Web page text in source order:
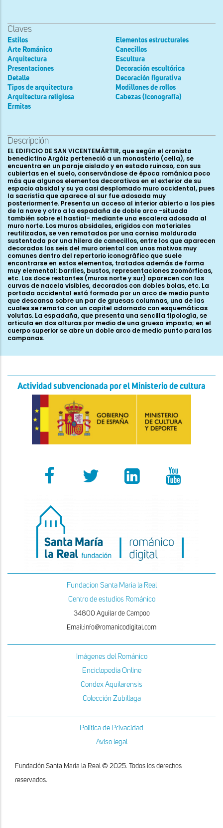
Claves
Estilos
Arte Románico
Arquitectura
Presentaciones
Detalle
Tipos de arquitectura
Arquitectura religiosa
Ermitas
Elementos estructurales
Canecillos
Escultura
Decoración escultórica
Decoración figurativa
Modillones de rollos
Cabezas (Iconografía)
Descripción
EL EDIFICIO DE SAN VICENTEMÁRTIR, que según el cronista
benedictino Argáiz perteneció a un monasterio (cella), se
encuentra en un paraje aislado y en estado ruinoso, con sus
cubiertas en el suelo, conservándose de época románica poco
más que algunos elementos decorativos en el exterior de su
espacio absidal y su ya casi desplomado muro occidental, pues
la sacristía que aparece al sur fue adosada muy
posteriormente. Presenta un acceso al interior abierto a los pies
de la nave y otro a la espadaña de doble arco -situada
también sobre el hastial- mediante una escalera adosada al
muro norte. Los muros absidales, erigidos con materiales
reutilizados, se ven rematados por una cornisa moldurada
sustentada por una hilera de canecillos, entre los que aparecen
decorados los seis del muro oriental con unos motivos muy
comunes dentro del repertorio iconográfico que suele
encontrarse en estos elementos, tratados además de forma
muy elemental: barriles, bustos, representaciones zoomórficas,
etc. Los doce restantes (muros norte y sur) aparecen con las
curvas de nacela visibles, decorados con dobles bolas, etc. La
portada occidental está formada por un arco de medio punto
que descansa sobre un par de gruesas columnas, una de las
cuales se remata con un capitel adornado con esquemáticas
volutas. La espadaña, que presenta una sencilla tipología, se
articula en dos alturas por medio de una gruesa imposta; en el
cuerpo superior se abre un doble arco de medio punto para las
campanas.
Actividad subvencionada por el Ministerio de cultura
Fundacion Santa Maria la Real
Centro de estudios Románico
34800 Aguilar de Campoo
Email:info@romanicodigital.com
Imágenes del Románico
Enciclopedia Online
Condex Aquilarensis
Colección Zubillaga
Política de Privacidad
Aviso legal
Fundación Santa María la Real © 2025. Todos los derechos
reservados.